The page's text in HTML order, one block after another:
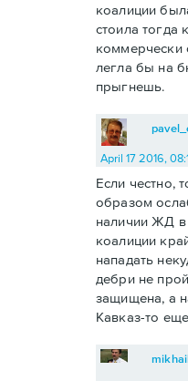
коалиции
стоила тогда
коммерчески
легла бы на
прыгнешь.
April 17 2016,
Если честно,
образом
наличии ЖД
коалиции
нападать
дебри не
защищена, а
Кавказ-то